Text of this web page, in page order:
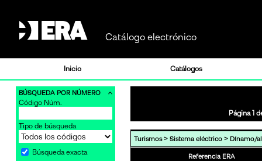
Catálogo electrónico
Inicio Catálogos
BÚSQUEDA POR NÚMERO
Código Núm.
Tipo de búsqueda
Búsqueda exacta
Página 1
Turismos> Sistema eléctrico > Dínamo/
Referencia ERA